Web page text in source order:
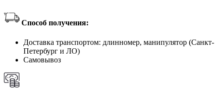
Способ получения:
Доставка транспортом: длинномер, манипулятор (Санкт-
Петербург и ЛО)
Самовывоз